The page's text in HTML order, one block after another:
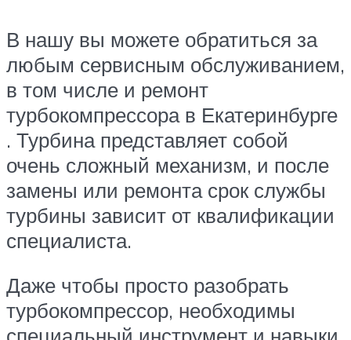
В нашу вы можете обратиться за
любым сервисным обслуживанием,
в том числе и ремонт
турбокомпрессора в Екатеринбурге
. Турбина представляет собой
очень сложный механизм, и после
замены или ремонта срок службы
турбины зависит от квалификации
специалиста.
Даже чтобы просто разобрать
турбокомпрессор, необходимы